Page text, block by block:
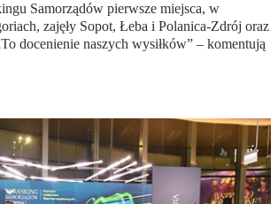
Samorządów pierwsze miejsca, w
zajęły Sopot, Łeba i Polanica-Zdrój oraz
docenienie naszych wysiłków” – komentują